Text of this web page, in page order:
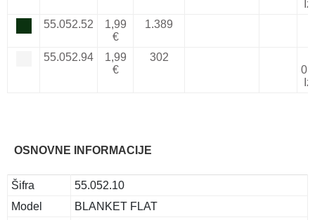
55.052.52
1,99
€
1.389
55.052.94
1,99
€
302
OSNOVNE INFORMACIJE
Šifra
55.052.10
Model
BLANKET FLAT